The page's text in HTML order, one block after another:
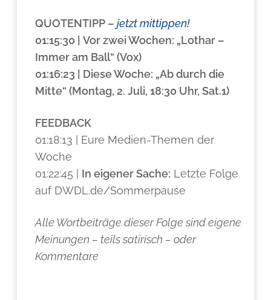
QUOTENTIPP –jetzt mittippen!
01:15:30 | Vor zwei Wochen: „Lothar –
Immer am Ball“ (Vox)
01:16:23 | Diese Woche: „Ab durch die
Mitte“ (Montag, 2. Juli, 18:30 Uhr, Sat.1)
FEEDBACK
01:18:13 | Eure Medien-Themen der
Woche
01:22:45 | In eigener Sache: Letzte Folge
auf DWDL.de/Sommerpause
Alle Wortbeiträge dieser Folge sind eigene
Meinungen – teils satirisch – oder
Kommentare